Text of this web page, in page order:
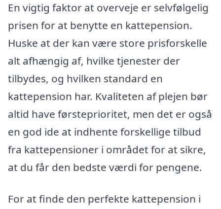
En vigtig faktor at overveje er selvfølgelig
prisen for at benytte en kattepension.
Huske at der kan være store prisforskelle
alt afhængig af, hvilke tjenester der
tilbydes, og hvilken standard en
kattepension har. Kvaliteten af plejen bør
altid have førsteprioritet, men det er også
en god ide at indhente forskellige tilbud
fra kattepensioner i området for at sikre,
at du får den bedste værdi for pengene.
For at finde den perfekte kattepension i